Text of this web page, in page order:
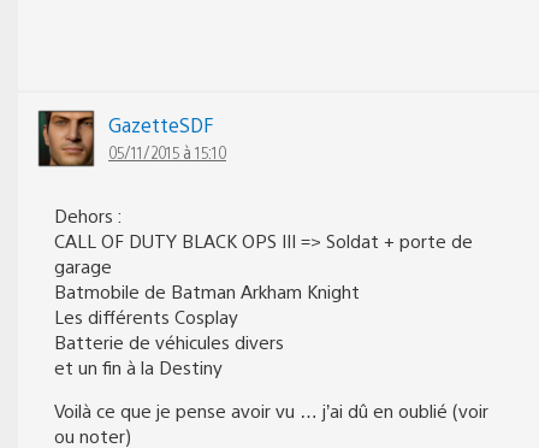
GazetteSDF
05/11/2015 à 15:10
Dehors :
CALL OF DUTY BLACK OPS III => Soldat + porte de
garage
Batmobile de Batman Arkham Knight
Les différents Cosplay
Batterie de véhicules divers
et un fin à la Destiny
Voilà ce que je pense avoir vu … j’ai dû en oublié (voir
ou noter)